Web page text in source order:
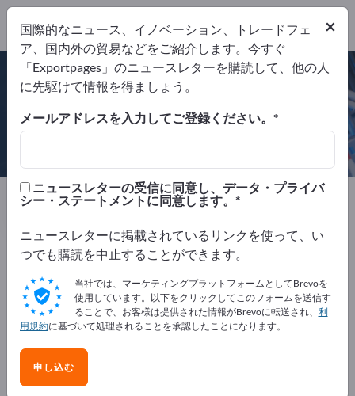
製造元 スイス
Website
DIN EN ISO 9001
×
国際的なニュース、イノベーション、トレードフェ
ア、国内外の貿易などをご紹介します。今すぐ
「Exportpages」のニュースレターを購読して、他の人
に先駆けて情報を得ましょう。
メールアドレスを入力してご登録ください。
ニュースレターの受信に同意し、データ・プライバ
シー・ステートメントに同意します。
ニュースレターに掲載されているリンクを使って、い
つでも購読を中止することができます。
当社では、マーケティングプラットフォームとしてBrevoを
使用しています。以下をクリックしてこのフォームを送信す
ることで、お客様は提供された情報がBrevoに転送され、 利
用規約に基づいて処理されることを承認したことになります。
申し込む